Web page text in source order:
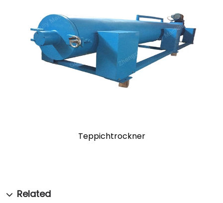
Teppichtrockner